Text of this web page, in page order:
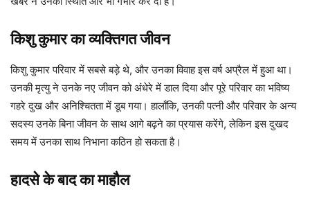
किशु कुमार का व्यक्तिगत जीवन
किशु कुमार परिवार में सबसे बड़े थे, और उनका विवाह इस वर्ष अप्रैल में हुआ था।
उनकी मृत्यु ने उनके नए जीवन को अंधेरे में डाल दिया और पूरे परिवार का भविष्य
गहरे दुख और अनिश्चितता में डूब गया। हालाँकि, उनकी पत्नी और परिवार के अन्य
सदस्य उनके बिना जीवन के साथ आगे बढ़ने का प्रयास करेंगे, लेकिन इस दुखद
समय में उनका साथ निभाना कठिन हो सकता है।
हादसे के बाद का माहौल